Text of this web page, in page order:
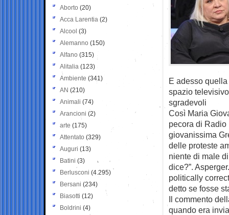
E adesso
spazio
sgradevoli
Così Maria
pecora di
giovanissima
delle proteste
niente di male
dice?”.
politically
detto se fosse
Il commento
quando era
Aborto (20)
Acca Larentia (2)
Alcool (3)
Alemanno (150)
Alfano (315)
Alitalia (123)
Ambiente (341)
AN (210)
Animali (74)
Arancioni (2)
arte (175)
Attentato (329)
Auguri (13)
Batini (3)
Berlusconi (4.295)
Bersani (234)
Biasotti (12)
Boldrini (4)